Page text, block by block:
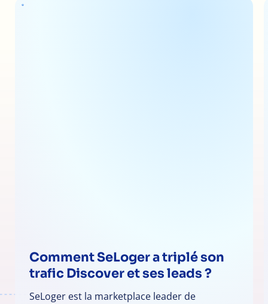
Comment SeLoger a triplé son
trafic Discover et ses leads ?
SeLoger est la marketplace leader de